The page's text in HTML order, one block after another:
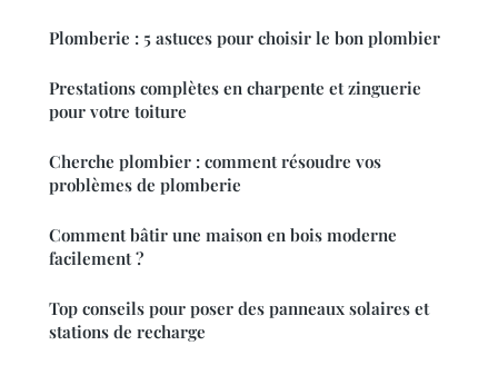
Plomberie : 5 astuces pour choisir le bon plombier
Prestations complètes en charpente et zinguerie
pour votre toiture
Cherche plombier : comment résoudre vos
problèmes de plomberie
Comment bâtir une maison en bois moderne
facilement ?
Top conseils pour poser des panneaux solaires et
stations de recharge